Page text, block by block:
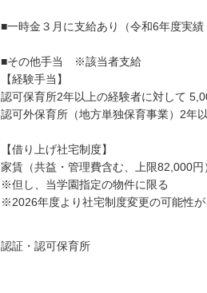
■一時金３月に支給あり（令和6年度実
■その他手当 ※該当者支給
【経験手当】
認可保育所2年以上の経験者に対して
認可外保育所（地方単独保育事業）2年
【借り上げ社宅制度】
家賃（共益・管理費含む、上限82,000
※但し、当学園指定の物件に限る
※2026年度より社宅制度変更の可能性が
認証・認可保育所